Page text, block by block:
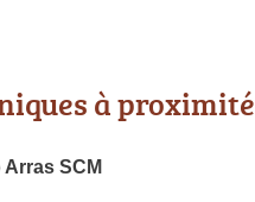
à proximité
Arras SCM